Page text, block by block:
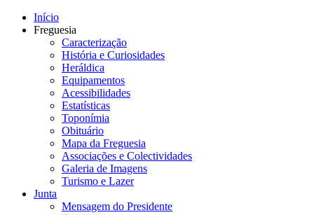
Início
Freguesia
Caracterização
História e Curiosidades
Heráldica
Equipamentos
Acessibilidades
Estatísticas
Toponímia
Obituário
Mapa da Freguesia
Associações e Colectividades
Galeria de Imagens
Turismo e Lazer
Junta
Mensagem do Presidente